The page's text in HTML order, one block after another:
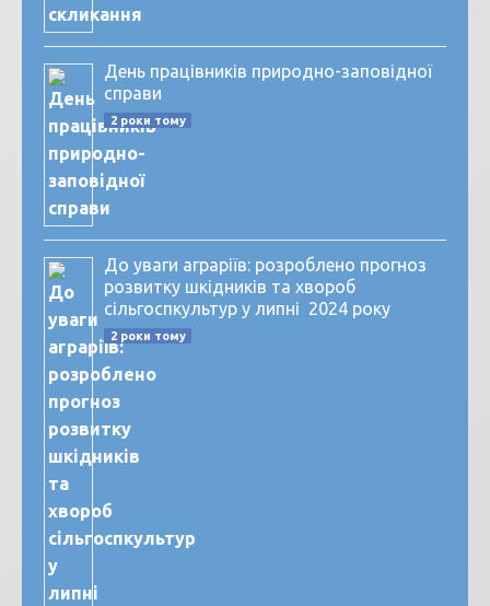
День працівників природно-заповідної
справи
2 роки тому
До уваги аграріїв: розроблено прогноз
розвитку шкідників та хвороб
сільгоспкультур у липні 2024 року
2 роки тому